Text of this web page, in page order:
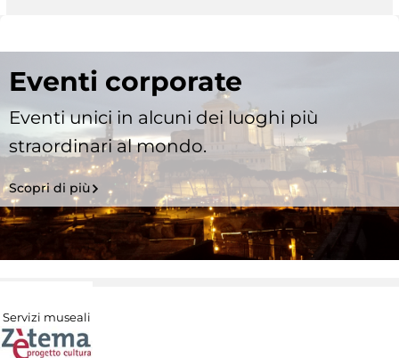
Eventi corporate
Eventi unici in alcuni dei luoghi più
straordinari al mondo.
Scopri di più
Servizi museali